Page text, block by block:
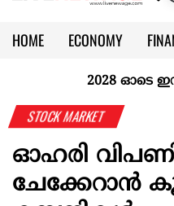
HOME ECONOMY
KERALA @70
2028 ഓടെ
STOCK MARKET
ഓഹരി
ചേക്കേറാന്‍